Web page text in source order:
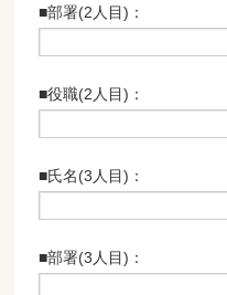
■部署(2人目)：
■役職(2人目)：
■氏名(3人目)：
■部署(3人目)：